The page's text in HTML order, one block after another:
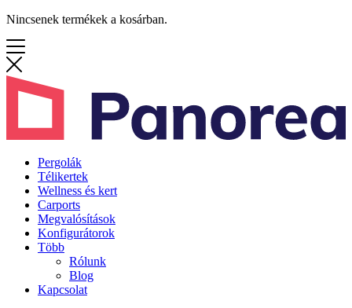
Nincsenek termékek a kosárban.
Pergolák
Télikertek
Wellness és kert
Carports
Megvalósítások
Konfigurátorok
Több
Rólunk
Blog
Kapcsolat